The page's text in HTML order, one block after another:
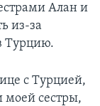
Алан и
из-за
Турцию.
с Турцией,
моей сестры,